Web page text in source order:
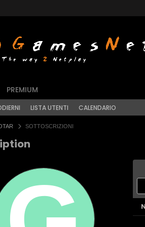
PREMIUM
LISTA UTENTI CALENDARIO
SOTTOSCRIZIONI